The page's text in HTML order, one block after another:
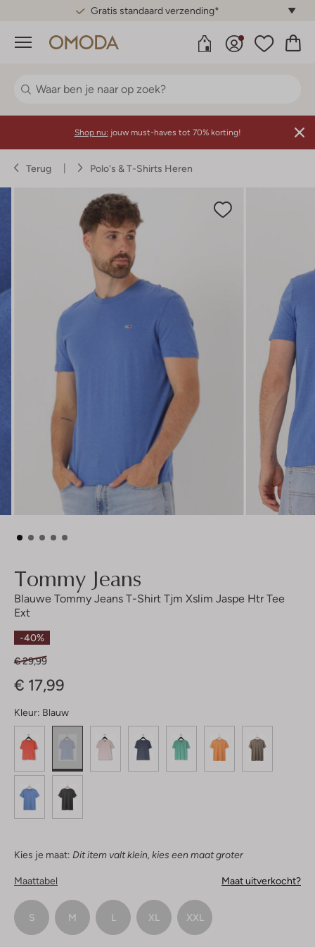
Gratis standaard verzending*
Menu
Shop nu: jouw must-haves tot 70% korting!
Terug Polo's & T-Shirts Heren
Tommy Jeans
Blauwe Tommy Jeans T-Shirt Tjm Xslim Jaspe Htr Tee
Ext
-40%
€ 29,99
€ 17,99
Kleur: Blauw
Kies je maat: Dit item valt klein, kies een maat groter
Maattabel Maat uitverkocht?
S M L XL XXL